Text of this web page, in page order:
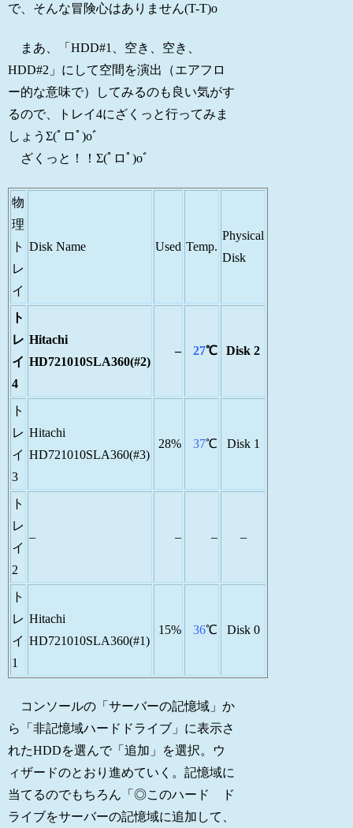
で、そんな冒険心はありません(T-T)o
まあ、「HDD#1、空き、空き、
HDD#2」にして空間を演出（エアフロ
ー的な意味で）してみるのも良い気がす
るので、トレイ4にざくっと行ってみま
しょうΣ(ﾟロﾟ)oﾞ
ざくっと！！Σ(ﾟロﾟ)oﾞ
物
理
ト
レ
イ
Disk Name Used Temp.
Physical
Disk
ト
レ
イ
4
Hitachi
HD721010SLA360(#2)
– 27℃ Disk 2
ト
レ
イ
3
Hitachi
HD721010SLA360(#3)
28% 37℃ Disk 1
ト
レ
イ
2
– – – –
ト
レ
イ
1
Hitachi
HD721010SLA360(#1)
15% 36℃ Disk 0
コンソールの「サーバーの記憶域」か
ら「非記憶域ハードドライブ」に表示さ
れたHDDを選んで「追加」を選択。ウ
ィザードのとおり進めていく。記憶域に
当てるのでもちろん「◎このハード ド
ライブをサーバーの記憶域に追加して、